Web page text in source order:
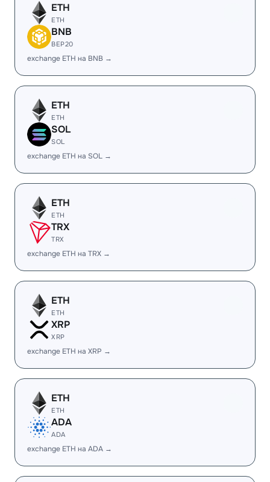
ETH
ETH
BNB
BEP20
exchange ETH на BNB →
ETH
ETH
SOL
SOL
exchange ETH на SOL →
ETH
ETH
TRX
TRX
exchange ETH на TRX →
ETH
ETH
XRP
XRP
exchange ETH на XRP →
ETH
ETH
ADA
ADA
exchange ETH на ADA →